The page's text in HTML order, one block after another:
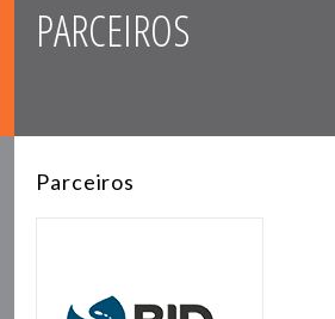
PARCEIROS
Parceiros